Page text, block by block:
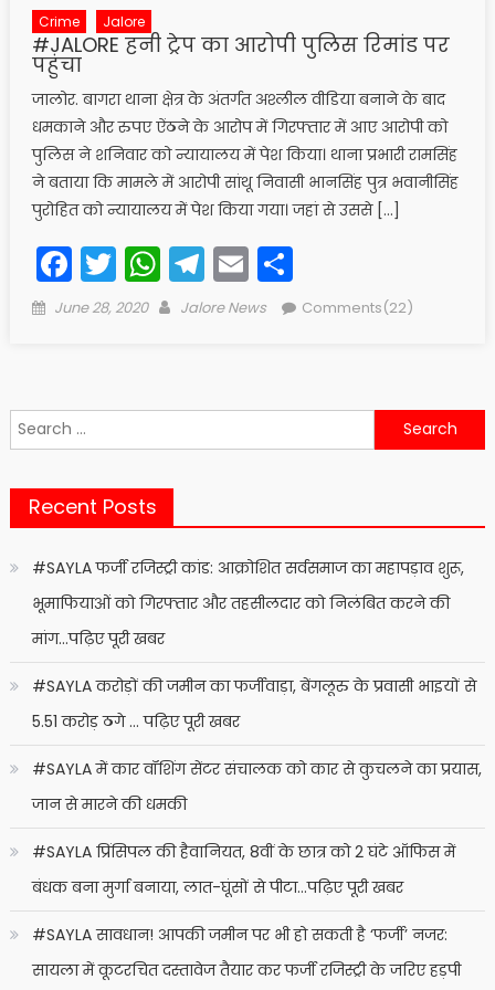
Crime Jalore
#JALORE हनी ट्रेप का आरोपी पुलिस रिमांड पर
पहुंचा
जालोर. बागरा थाना क्षेत्र के अंतर्गत अश्लील वीडिया बनाने के बाद
धमकाने और रुपए ऐंठने के आरोप में गिरफ्तार में आए आरोपी को
पुलिस ने शनिवार को न्यायालय में पेश किया। थाना प्रभारी रामसिंह
ने बताया कि मामले में आरोपी सांथू निवासी भानसिंह पुत्र भवानीसिंह
पुरोहित को न्यायालय में पेश किया गया। जहां से उससे […]
Facebook
Twitter
WhatsApp
Telegram
EmailShare
Posted
June 28, 2020 Author
Jalore News Comments(22)
Search
for:
Recent Posts
#SAYLA फर्जी रजिस्ट्री कांड: आक्रोशित सर्वसमाज का महापड़ाव शुरू,
भूमाफियाओं को गिरफ्तार और तहसीलदार को निलंबित करने की
मांग…पढ़िए पूरी खबर
#SAYLA करोड़ों की जमीन का फर्जीवाड़ा, बेंगलूरु के प्रवासी भाइयों से
5.51 करोड़ ठगे … पढ़िए पूरी खबर
#SAYLA में कार वॉशिंग सेंटर संचालक को कार से कुचलने का प्रयास,
जान से मारने की धमकी
#SAYLA प्रिंसिपल की हैवानियत, 8वीं के छात्र को 2 घंटे ऑफिस में
बंधक बना मुर्गा बनाया, लात-घूंसों से पीटा…पढ़िए पूरी खबर
#SAYLA सावधान! आपकी जमीन पर भी हो सकती है ‘फर्जी’ नजर:
सायला में कूटरचित दस्तावेज तैयार कर फर्जी रजिस्ट्री के जरिए हड़पी